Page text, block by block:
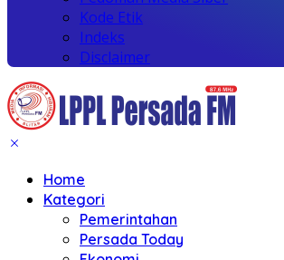
Kode Etik
Indeks
Disclaimer
Home
Kategori
Pemerintahan
Persada Today